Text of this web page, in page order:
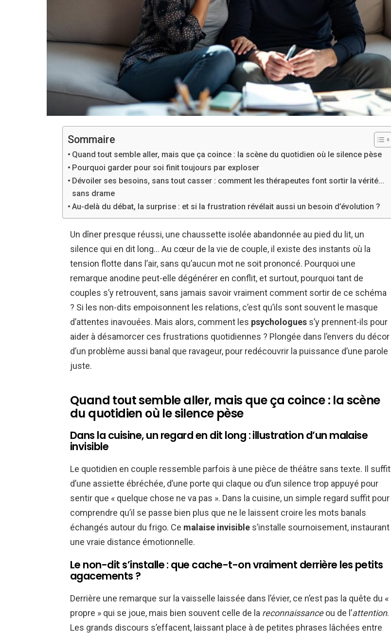
Sommaire
Quand tout semble aller, mais que ça coince : la scène du quotidien où le silence pèse
Pourquoi garder pour soi finit toujours par exploser
Dévoiler ses besoins, sans tout casser : comment les thérapeutes font sortir la vérité…
sans drame
Au-delà du débat, la surprise : et si la frustration révélait aussi un besoin d’évolution ?
Un dîner presque réussi, une chaussette isolée abandonnée au pied du lit, un
silence qui en dit long… Au cœur de la vie de couple, il existe des instants où la
tension flotte dans l’air, sans qu’aucun mot ne soit prononcé. Pourquoi une
remarque anodine peut-elle dégénérer en conflit, et surtout, pourquoi tant de
couples s’y retrouvent, sans jamais savoir vraiment comment sortir de ce schéma
? Si les non-dits empoisonnent les relations, c’est qu’ils sont souvent le masque
d’attentes inavouées. Mais alors, comment les psychologues s’y prennent-ils pour
aider à désamorcer ces frustrations quotidiennes ? Plongée dans l’envers du décor
d’un problème aussi banal que ravageur, pour redécouvrir la puissance d’une parole
juste.
Quand tout semble aller, mais que ça coince : la scène
du quotidien où le silence pèse
Dans la cuisine, un regard en dit long : illustration d’un malaise
invisible
Le quotidien en couple ressemble parfois à une pièce de théâtre sans texte. Il suffit
d’une assiette ébréchée, d’une porte qui claque ou d’un silence trop appuyé pour
sentir que « quelque chose ne va pas ». Dans la cuisine, un simple regard suffit pour
comprendre qu’il se passe bien plus que ne le laissent croire les mots banals
échangés autour du frigo. Ce malaise invisible s’installe sournoisement, instaurant
une vraie distance émotionnelle.
Le non-dit s’installe : que cache-t-on vraiment derrière les petits
agacements ?
Derrière une remarque sur la vaisselle laissée dans l’évier, ce n’est pas la quête du «
propre » qui se joue, mais bien souvent celle de la reconnaissanceou de l’attention.
Les grands discours s’effacent, laissant place à de petites phrases lâchées entre